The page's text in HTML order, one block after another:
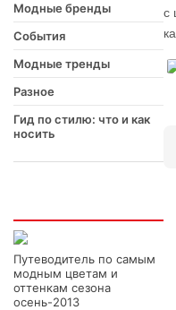
Модные бренды
События
Модные тренды
Разное
Гид по стилю: что и как
носить
Путеводитель по самым
модным цветам и
оттенкам сезона
осень-2013
с